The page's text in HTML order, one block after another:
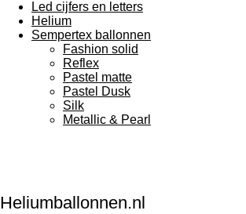
Led cijfers en letters
Helium
Sempertex ballonnen
Fashion solid
Reflex
Pastel matte
Pastel Dusk
Silk
Metallic & Pearl
Heliumballonnen.nl